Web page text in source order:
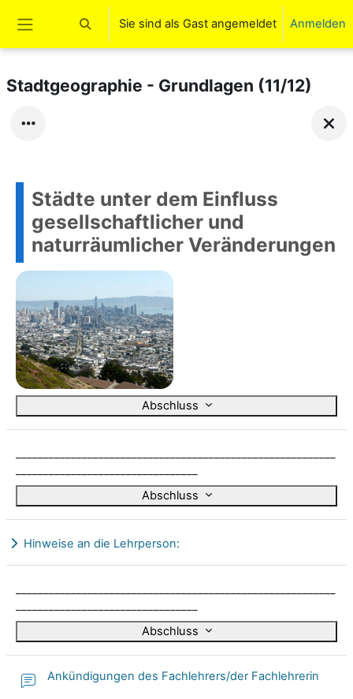
Website-Übersicht
Sucheingabe umschalten
Sie sind als Gast angemeldet Anmelden
Stadtgeographie - Grundlagen (11/12)
Abschluss
Städte unter dem Einfluss
gesellschaftlicher und
naturräumlicher Veränderungen
Abschluss
Ausklappen
Hinweise an die Lehrperson:
Abschluss
Ankündigungen des Fachlehrers/der Fachlehrerin